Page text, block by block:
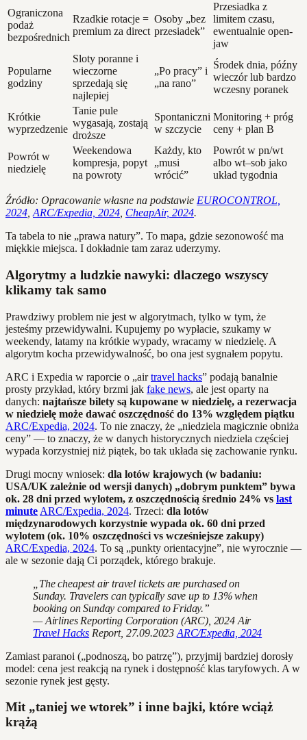
Ograniczona
podaż
bezpośrednich
Rzadkie rotacje =
premium za direct
Osoby „bez
przesiadek”
Przesiadka z
limitem czasu,
ewentualnie open-
jaw
Popularne
godziny
Sloty poranne i
wieczorne
sprzedają się
najlepiej
„Po pracy” i
„na rano”
Środek dnia, późny
wieczór lub bardzo
wczesny poranek
Krótkie
wyprzedzenie
Tanie pule
wygasają, zostają
droższe
Spontaniczni
w szczycie
Monitoring + próg
ceny + plan B
Powrót w
niedzielę
Weekendowa
kompresja, popyt
na powroty
Każdy, kto
„musi
wrócić”
Powrót w pn/wt
albo wt–sob jako
układ tygodnia
Źródło: Opracowanie własne na podstawie EUROCONTROL,
2024 ARC/Expedia, 2024 CheapAir, 2024.
Ta tabela to nie „prawa natury”. To mapa, gdzie sezonowość ma
miękkie miejsca. I dokładnie tam zaraz uderzymy.
Algorytmy a ludzkie nawyki: dlaczego wszyscy
klikamy tak samo
Prawdziwy problem nie jest w algorytmach, tylko w tym, że
jesteśmy przewidywalni. Kupujemy po wypłacie, szukamy w
weekendy, latamy na krótkie wypady, wracamy w niedzielę. A
algorytm kocha przewidywalność, bo ona jest sygnałem popytu.
ARC i Expedia w raporcie o „airtravel hacks” podają banalnie
prosty przykład, który brzmi jak fake news, ale jest oparty na
danych: najtańsze bilety są kupowane w niedzielę, a rezerwacja
w niedzielę może dawać oszczędność do 13% względem piątku
ARC/Expedia, 2024. To nie znaczy, że „niedziela magicznie obniża
ceny” — to znaczy, że w danych historycznych niedziela częściej
wypada korzystniej niż piątek, bo tak układa się zachowanie rynku.
Drugi mocny wniosek: dla lotów krajowych (w badaniu:
USA/UK zależnie od wersji danych) „dobrym punktem” bywa
ok. 28 dni przed wylotem, z oszczędnością średnio 24% vs last
minute ARC/Expedia, 2024. Trzeci: dla lotów
międzynarodowych korzystnie wypada ok. 60 dni przed
wylotem (ok. 10% oszczędności vs wcześniejsze zakupy)
ARC/Expedia, 2024. To są „punkty orientacyjne”, nie wyrocznie —
ale w sezonie dają Ci porządek, którego brakuje.
„The cheapest air travel tickets are purchased on
Sunday. Travelers can typically save up to 13% when
booking on Sunday compared to Friday.”
— Airlines Reporting Corporation (ARC), 2024 Air
Travel Hacks Report, 27.09.2023 ARC/Expedia, 2024
Zamiast paranoi („podnoszą, bo patrzę”), przyjmij bardziej dorosły
model: cena jest reakcją na rynek i dostępność klas taryfowych. A w
sezonie rynek jest gęsty.
Mit „taniej we wtorek” i inne bajki, które wciąż
krążą